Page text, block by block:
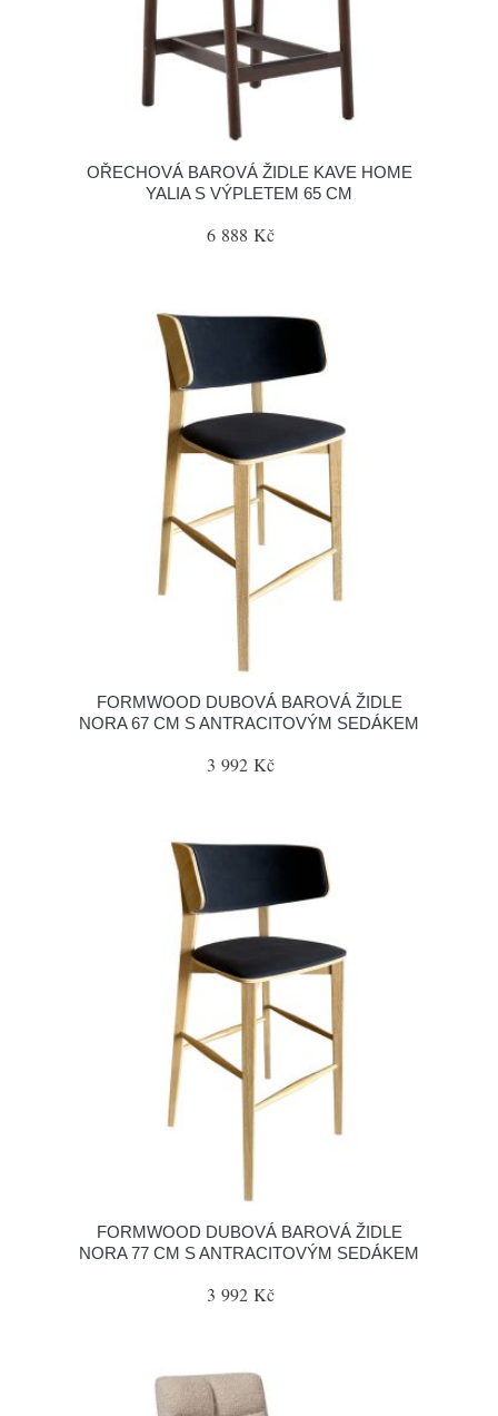
OŘECHOVÁ BAROVÁ ŽIDLE KAVE HOME
YALIA S VÝPLETEM 65 CM
6 888 Kč
FORMWOOD DUBOVÁ BAROVÁ ŽIDLE
NORA 67 CM S ANTRACITOVÝM SEDÁKEM
3 992 Kč
FORMWOOD DUBOVÁ BAROVÁ ŽIDLE
NORA 77 CM S ANTRACITOVÝM SEDÁKEM
3 992 Kč